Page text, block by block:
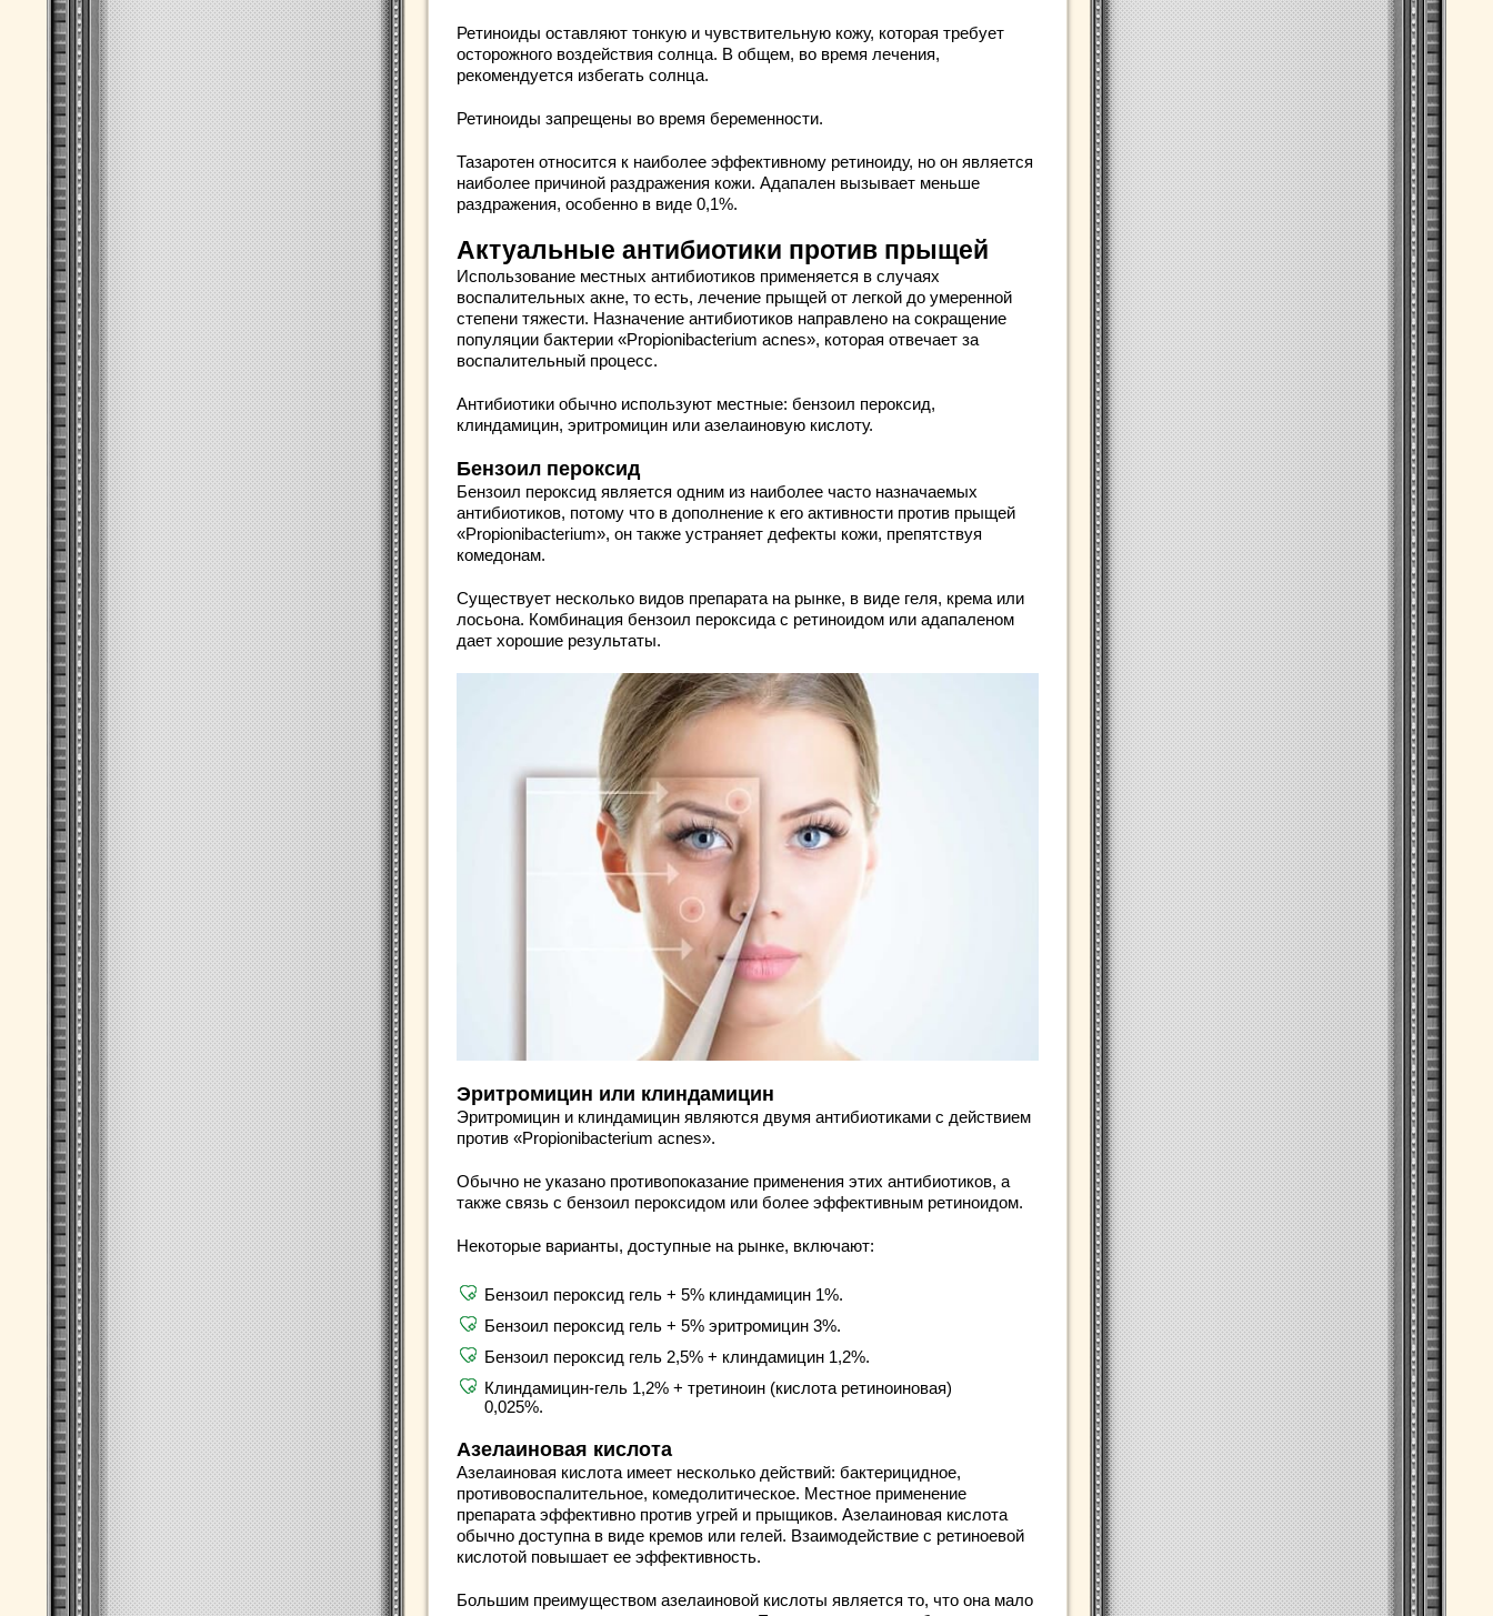
Ретиноиды оставляют тонкую и чувствительную кожу, которая требует
осторожного воздействия солнца. В общем, во время лечения,
рекомендуется избегать солнца.
Ретиноиды запрещены во время беременности.
Тазаротен относится к наиболее эффективному ретиноиду, но он является
наиболее причиной раздражения кожи. Адапален вызывает меньше
раздражения, особенно в виде 0,1%.
Актуальные антибиотики против прыщей
Использование местных антибиотиков применяется в случаях
воспалительных акне, то есть, лечение прыщей от легкой до умеренной
степени тяжести. Назначение антибиотиков направлено на сокращение
популяции бактерии «Propionibacterium acnes», которая отвечает за
воспалительный процесс.
Антибиотики обычно используют местные: бензоил пероксид,
клиндамицин, эритромицин или азелаиновую кислоту.
Бензоил пероксид
Бензоил пероксид является одним из наиболее часто назначаемых
антибиотиков, потому что в дополнение к его активности против прыщей
«Propionibacterium», он также устраняет дефекты кожи, препятствуя
комедонам.
Существует несколько видов препарата на рынке, в виде геля, крема или
лосьона. Комбинация бензоил пероксида с ретиноидом или адапаленом
дает хорошие результаты.
Эритромицин или клиндамицин
Эритромицин и клиндамицин являются двумя антибиотиками с действием
против «Propionibacterium acnes».
Обычно не указано противопоказание применения этих антибиотиков, а
также связь с бензоил пероксидом или более эффективным ретиноидом.
Некоторые варианты, доступные на рынке, включают:
Бензоил пероксид гель + 5% клиндамицин 1%.
Бензоил пероксид гель + 5% эритромицин 3%.
Бензоил пероксид гель 2,5% + клиндамицин 1,2%.
Клиндамицин-гель 1,2% + третиноин (кислота ретиноиновая)
0,025%.
Азелаиновая кислота
Азелаиновая кислота имеет несколько действий: бактерицидное,
противовоспалительное, комедолитическое. Местное применение
препарата эффективно против угрей и прыщиков. Азелаиновая кислота
обычно доступна в виде кремов или гелей. Взаимодействие с ретиноевой
кислотой повышает ее эффективность.
Большим преимуществом азелаиновой кислоты является то, что она мало